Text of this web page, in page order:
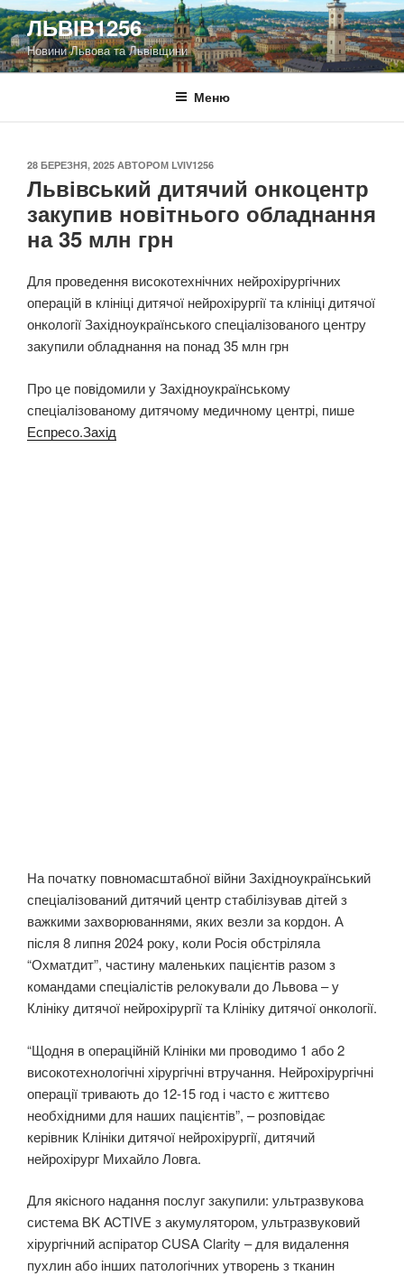
Перейти
до
вмісту
ЛЬВІВ1256
Новини Львова та Львівщини
Меню
ОПУБЛІКОВАНО
28 БЕРЕЗНЯ, 2025 АВТОРОМ LVIV1256
Львівський дитячий онкоцентр
закупив новітнього обладнання
на 35 млн грн
Для проведення високотехнічних нейрохірургічних
операцій в клініці дитячої нейрохірургії та клініці дитячої
онкології Західноукраїнського спеціалізованого центру
закупили обладнання на понад 35 млн грн
Про це повідомили у Західноукраїнському
спеціалізованому дитячому медичному центрі, пише
Еспресо.Захід
На початку повномасштабної війни Західноукраїнський
спеціалізований дитячий центр стабілізував дітей з
важкими захворюваннями, яких везли за кордон. А
після 8 липня 2024 року, коли Росія обстріляла
“Охматдит”, частину маленьких пацієнтів разом з
командами спеціалістів релокували до Львова – у
Клініку дитячої нейрохірургії та Клініку дитячої онкології.
“Щодня в операційній Клініки ми проводимо 1 або 2
високотехнологічні хірургічні втручання. Нейрохірургічні
операції тривають до 12-15 год і часто є життєво
необхідними для наших пацієнтів”, – розповідає
керівник Клініки дитячої нейрохірургії, дитячий
нейрохірург Михайло Ловга.
Для якісного надання послуг закупили: ультразвукова
система BK ACTIVE з акумулятором, ультразвуковий
хірургічний аспіратор CUSA Clarity – для видалення
пухлин або інших патологічних утворень з тканин